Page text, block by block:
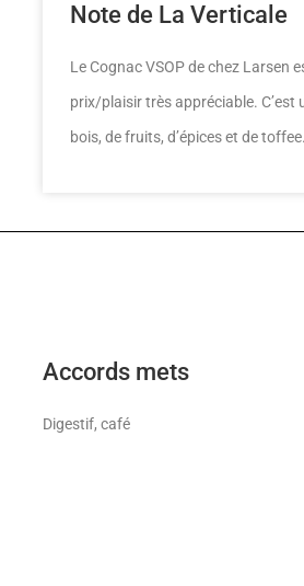
Note de La Verticale
Le Cognac VSOP de chez Larsen
prix/plaisir très appréciable.
bois, de fruits, d’épices et de
Accords mets
Digestif, café